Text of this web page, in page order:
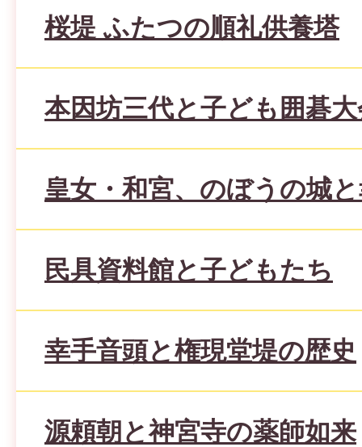
桜堤 ふたつの順礼供養塔
本因坊三代と子ども囲碁
皇女・和宮、のぼうの城
民具資料館と子どもたち
幸手音頭と権現堂堤の歴史
源頼朝と神宮寺の薬師如来